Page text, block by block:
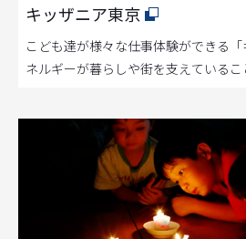
キッザニア東京
こども達が様々な仕事体験ができる
ネルギーが暮らしや街を支えているこ